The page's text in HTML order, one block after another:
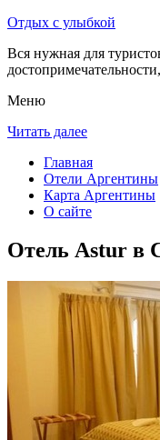
Отдых с улыбкой
Вся нужная для
Меню
Читать далее
Главная
Отели Аргентины
Карта Аргентины
О сайте
Отель Astur в